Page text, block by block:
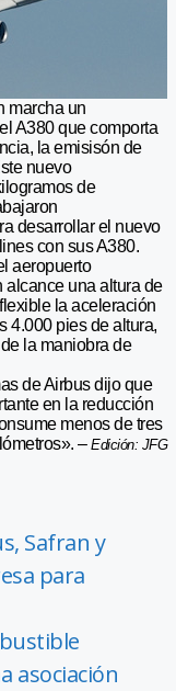
marcha un
A380 que comporta
la emisisón de
nuevo
de
desarrollar el nuevo
con sus A380.
aeropuerto
alcance una altura de
la aceleración
4.000 pies de altura,
la maniobra de
de Airbus dijo que
en la reducción
menos de tres
– Edición: JFG
Safran y
para
asociación